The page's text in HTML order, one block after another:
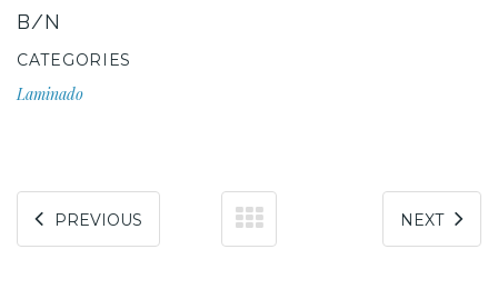
B/N
CATEGORIES
Laminado
PREVIOUS NEXT